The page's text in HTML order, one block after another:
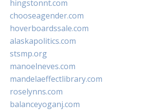
hingstonnt.com
chooseagender.com
hoverboardssale.com
alaskapolitics.com
stsmp.org
manoelneves.com
mandelaeffectlibrary.com
roselynns.com
balanceyoganj.com